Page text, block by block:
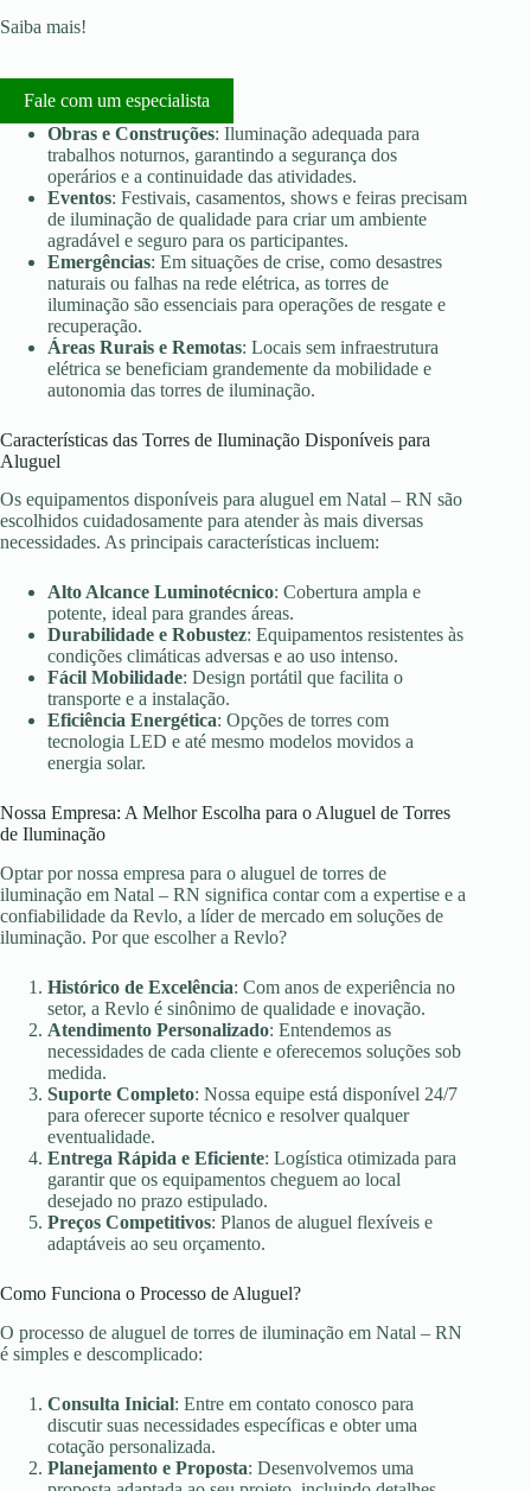
Saiba mais!
Fale com um especialista
Obras e Construções: Iluminação adequada para
trabalhos noturnos, garantindo a segurança dos
operários e a continuidade das atividades.
Eventos: Festivais, casamentos, shows e feiras precisam
de iluminação de qualidade para criar um ambiente
agradável e seguro para os participantes.
Emergências: Em situações de crise, como desastres
naturais ou falhas na rede elétrica, as torres de
iluminação são essenciais para operações de resgate e
recuperação.
Áreas Rurais e Remotas: Locais sem infraestrutura
elétrica se beneficiam grandemente da mobilidade e
autonomia das torres de iluminação.
Características das Torres de Iluminação Disponíveis para
Aluguel
Os equipamentos disponíveis para aluguel em Natal – RN são
escolhidos cuidadosamente para atender às mais diversas
necessidades. As principais características incluem:
Alto Alcance Luminotécnico: Cobertura ampla e
potente, ideal para grandes áreas.
Durabilidade e Robustez: Equipamentos resistentes às
condições climáticas adversas e ao uso intenso.
Fácil Mobilidade: Design portátil que facilita o
transporte e a instalação.
Eficiência Energética: Opções de torres com
tecnologia LED e até mesmo modelos movidos a
energia solar.
Nossa Empresa: A Melhor Escolha para o Aluguel de Torres
de Iluminação
Optar por nossa empresa para o aluguel de torres de
iluminação em Natal – RN significa contar com a expertise e a
confiabilidade da Revlo, a líder de mercado em soluções de
iluminação. Por que escolher a Revlo?
Histórico de Excelência: Com anos de experiência no
setor, a Revlo é sinônimo de qualidade e inovação.
Atendimento Personalizado: Entendemos as
necessidades de cada cliente e oferecemos soluções sob
medida.
Suporte Completo: Nossa equipe está disponível 24/7
para oferecer suporte técnico e resolver qualquer
eventualidade.
Entrega Rápida e Eficiente: Logística otimizada para
garantir que os equipamentos cheguem ao local
desejado no prazo estipulado.
Preços Competitivos: Planos de aluguel flexíveis e
adaptáveis ao seu orçamento.
Como Funciona o Processo de Aluguel?
O processo de aluguel de torres de iluminação em Natal – RN
é simples e descomplicado:
Consulta Inicial: Entre em contato conosco para
discutir suas necessidades específicas e obter uma
cotação personalizada.
Planejamento e Proposta: Desenvolvemos uma